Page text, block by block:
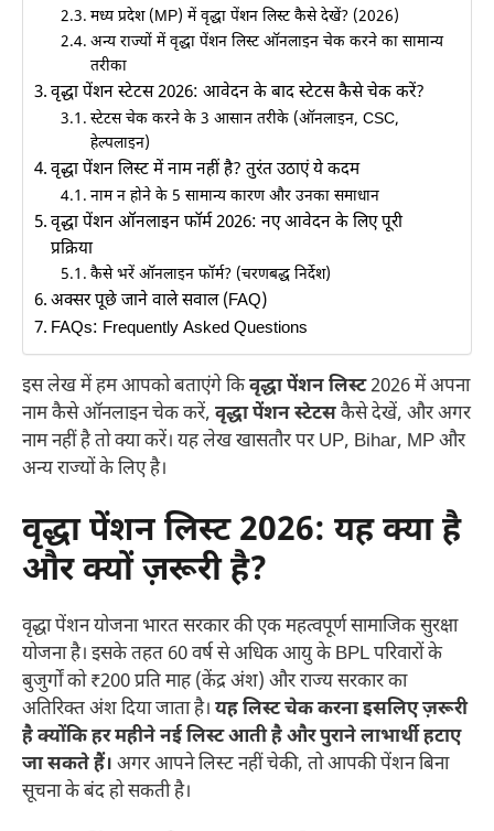
मध्य प्रदेश (MP) में वृद्धा पेंशन लिस्ट कैसे देखें? (2026)
अन्य राज्यों में वृद्धा पेंशन लिस्ट ऑनलाइन चेक करने का सामान्य
तरीका
वृद्धा पेंशन स्टेटस 2026: आवेदन के बाद स्टेटस कैसे चेक करें?
स्टेटस चेक करने के 3 आसान तरीके (ऑनलाइन, CSC,
हेल्पलाइन)
वृद्धा पेंशन लिस्ट में नाम नहीं है? तुरंत उठाएं ये कदम
नाम न होने के 5 सामान्य कारण और उनका समाधान
वृद्धा पेंशन ऑनलाइन फॉर्म 2026: नए आवेदन के लिए पूरी
प्रक्रिया
कैसे भरें ऑनलाइन फॉर्म? (चरणबद्ध निर्देश)
अक्सर पूछे जाने वाले सवाल (FAQ)
FAQs: Frequently Asked Questions
इस लेख में हम आपको बताएंगे किवृद्धा पेंशन लिस्ट2026 में अपना
नाम कैसे ऑनलाइन चेक करें, वृद्धा पेंशन स्टेटसकैसे देखें, और अगर
नाम नहीं है तो क्या करें। यह लेख खासतौर पर UP, Bihar, MP और
अन्य राज्यों के लिए है।
वृद्धा पेंशन लिस्ट 2026: यह क्या है
और क्यों ज़रूरी है?
वृद्धा पेंशन योजना भारत सरकार की एक महत्वपूर्ण सामाजिक सुरक्षा
योजना है। इसके तहत 60 वर्ष से अधिक आयु के BPL परिवारों के
बुजुर्गों को ₹200 प्रति माह (केंद्र अंश) और राज्य सरकार का
अतिरिक्त अंश दिया जाता है। यह लिस्ट चेक करना इसलिए ज़रूरी
है क्योंकि हर महीने नई लिस्ट आती है और पुराने लाभार्थी हटाए
जा सकते हैं। अगर आपने लिस्ट नहीं चेकी, तो आपकी पेंशन बिना
सूचना के बंद हो सकती है।